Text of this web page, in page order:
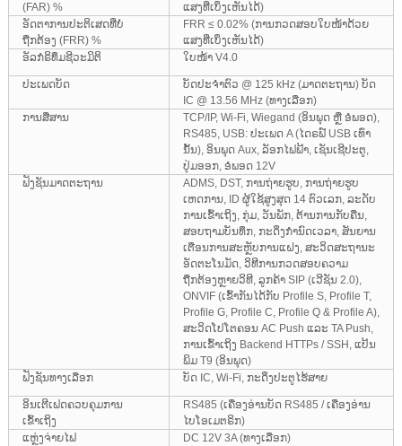
(FAR) %
ແສງທີ່ເບິ່ງເຫັນໄດ້)
ອັດຕາການປະຕິເສດທີ່ບໍ່
ຖືກຕ້ອງ (FRR) %
FRR ≤ 0.02% (ການກວດສອບໃບໜ້າດ້ວຍ
ແສງທີ່ເບິ່ງເຫັນໄດ້)
ອັລກໍຣິທຶມຊີວະມິຕິ
ໃບໜ້າ V4.0
ປະເພດບັດ
ບັດປະຈຳຕົວ @ 125 kHz (ມາດຕະຖານ) ບັດ
IC @ 13.56 MHz (ທາງເລືອກ)
ການສື່ສານ
TCP/IP, Wi-Fi, Wiegand (ອິນພຸດ ຫຼື ອໍພອດ),
RS485, USB: ປະເພດ A (ໄດຣຟ໌ USB ເທົ່າ
ນັ້ນ), ອິນພຸດ Aux, ລັອກໄຟຟ້າ, ເຊັນເຊີປະຕູ,
ປຸ່ມອອກ, ອໍພອດ 12V
ຟັງຊັນມາດຕະຖານ
ADMS, DST, ການຖ່າຍຮູບ, ການຖ່າຍຮູບ
ເຫດການ, ID ຜູ້ໃຊ້ສູງສຸດ 14 ຕົວເລກ, ລະດັບ
ການເຂົ້າເຖິງ, ກຸ່ມ, ວັນພັກ, ຕ້ານການກັບຄືນ,
ສອບຖາມບັນທຶກ, ກະດິ່ງກຳນົດເວລາ, ສັນຍານ
ເຕືອນການສະຫຼັບການແຝງ, ສະວິດສະຖານະ
ອັດຕະໂນມັດ, ວິທີການກວດສອບຄວາມ
ຖືກຕ້ອງຫຼາຍວິທີ, ລູກຄ້າ SIP (ເວີຊັນ 2.0),
ONVIF (ເຂົ້າກັນໄດ້ກັບ Profile S, Profile T,
Profile G, Profile C, Profile Q & Profile A),
ສະວິດໂປໂຕຄອນ AC Push ແລະ TA Push,
ການເຂົ້າເຖິງ Backend HTTPs / SSH, ແປ້ນ
ພິມ T9 (ອິນພຸດ)
ຟັງຊັນທາງເລືອກ
ບັດ IC, Wi-Fi, ກະດິ່ງປະຕູໄຮ້ສາຍ
ອິນເຕີເຟດຄວບຄຸມການ
ເຂົ້າເຖິງ
RS485 (ເຄື່ອງອ່ານບັດ RS485 / ເຄື່ອງອ່ານ
ໄບໂອເມຕຣິກ)
ແຫຼ່ງຈ່າຍໄຟ
DC 12V 3A (ທາງເລືອກ)